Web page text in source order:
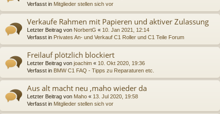
Verfasst in Mitglieder stellen sich vor
Verkaufe Rahmen mit Papieren und aktiver Zulassung
Letzter Beitrag von NorbertG « 10. Jan 2021, 12:14
Verfasst in Privates An- und Verkauf C1 Roller und C1 Teile Forum
Freilauf plötzlich blockiert
Letzter Beitrag von joachim « 10. Okt 2020, 19:36
Verfasst in BMW C1 FAQ - Tipps zu Reparaturen etc.
Aus alt macht neu ,maho wieder da
Letzter Beitrag von Maho « 13. Jul 2020, 19:58
Verfasst in Mitglieder stellen sich vor